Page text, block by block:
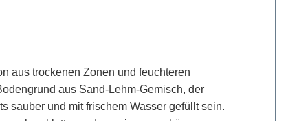
aus trockenen Zonen und feuchteren
aus Sand-Lehm-Gemisch, der
sauber und mit frischem Wasser gefüllt sein.